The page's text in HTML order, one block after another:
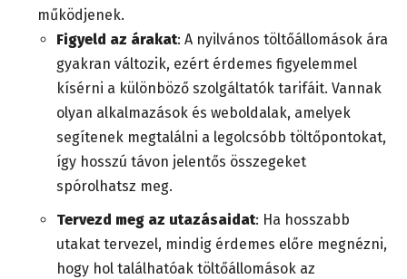
működjenek.
Figyeld az árakat: A nyilvános töltőállomások ára
gyakran változik, ezért érdemes figyelemmel
kísérni a különböző szolgáltatók tarifáit. Vannak
olyan alkalmazások és weboldalak, amelyek
segítenek megtalálni a legolcsóbb töltőpontokat,
így hosszú távon jelentős összegeket
spórolhatsz meg.
Tervezd meg az utazásaidat: Ha hosszabb
utakat tervezel, mindig érdemes előre megnézni,
hogy hol találhatóak töltőállomások az